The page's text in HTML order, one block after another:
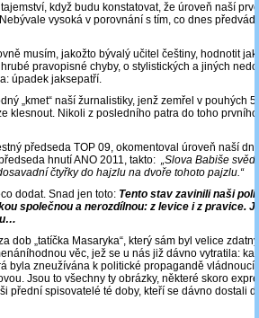
když budu konstatovat, že úroveň naší
vysoká v porovnání s tím, co dnes
musím, jakožto bývalý učitel češtiny, hodnotit
pravopisné chyby, o stylistických a jiných
úpadek jaksepatří.
„kmet“ naší žurnalistiky, jenž zemřel v pouhých
klesnout. Nikoli z posledního patra do toho
předseda TOP 09, okomentoval úroveň naší
hnutí ANO 2011, takto: „Slova Babiše
čtyřky do hajzlu na dvoře tohoto pajzlu.“
dodat. Snad jen toto: Tento stav zavinili naši
společnou a nerozdílnou: z levice i z pravice.
dob „tatíčka Masaryka“, který sám byl velice
věc, jež se u nás již dávno vytratila:
byla zneužívána k politické propagandě
Jsou to všechny ty obrázky, některé skoro
přední spisovatelé té doby, kteří se dávno dostali